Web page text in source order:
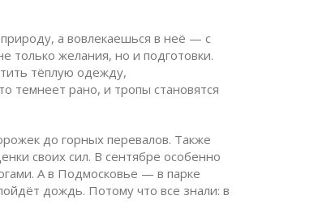
а вовлекаешься в неё — с
только желания, но и подготовки.
тёплую одежду,
темнеет рано, и тропы становятся
до горных перевалов. Также
своих сил. В сентябре особенно
А в Подмосковье — в парке
дождь. Потому что все знали: в